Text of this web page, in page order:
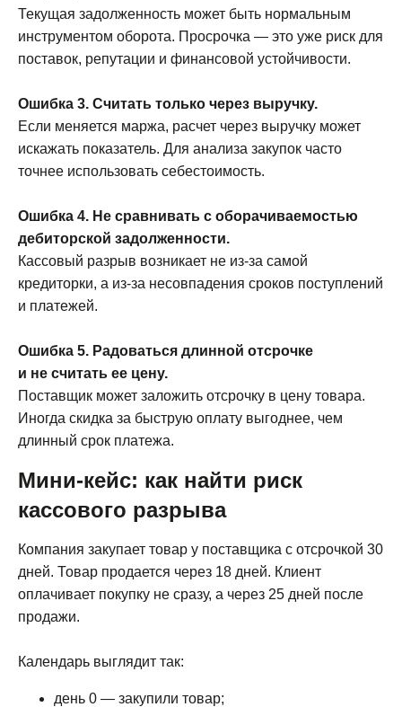
Текущая задолженность может быть нормальным
инструментом оборота. Просрочка — это уже риск для
поставок, репутации и финансовой устойчивости.
Ошибка 3. Считать только через выручку.
Если меняется маржа, расчет через выручку может
искажать показатель. Для анализа закупок часто
точнее использовать себестоимость.
Ошибка 4. Не сравнивать с оборачиваемостью
дебиторской задолженности.
Кассовый разрыв возникает не из-за самой
кредиторки, а из-за несовпадения сроков поступлений
и платежей.
Ошибка 5. Радоваться длинной отсрочке
и не считать ее цену.
Поставщик может заложить отсрочку в цену товара.
Иногда скидка за быструю оплату выгоднее, чем
длинный срок платежа.
Мини-кейс: как найти риск
кассового разрыва
Компания закупает товар у поставщика с отсрочкой 30
дней. Товар продается через 18 дней. Клиент
оплачивает покупку не сразу, а через 25 дней после
продажи.
Календарь выглядит так:
день 0 — закупили товар;
Согласие на обработку персональных данных
Политика конфиденциальности
© 2026 г.